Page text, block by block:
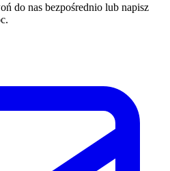
do nas bezpośrednio lub napisz